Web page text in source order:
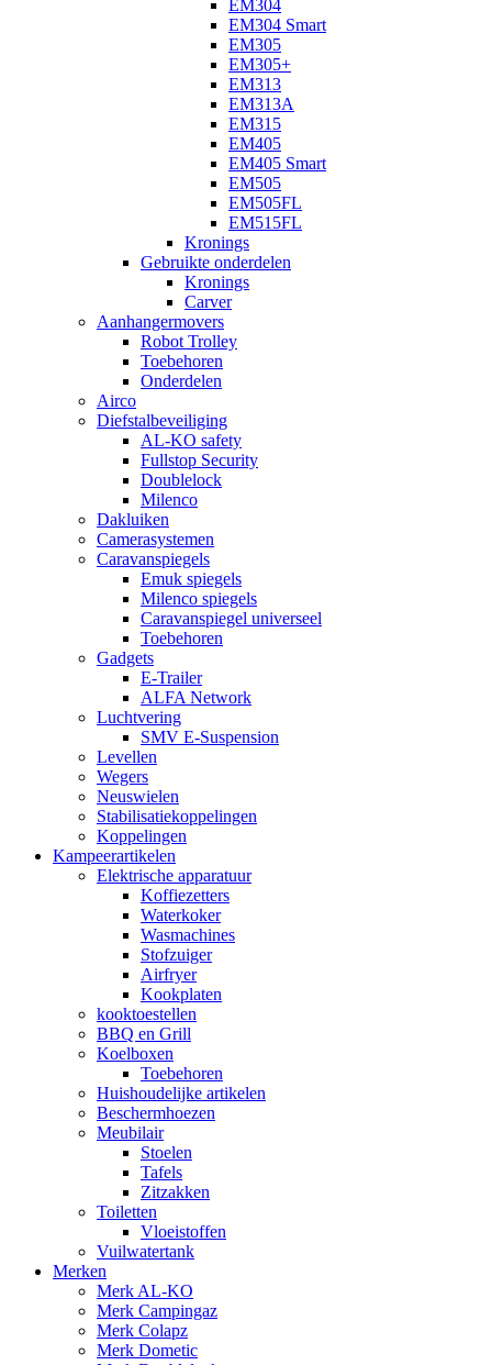
EM304
EM304 Smart
EM305
EM305+
EM313
EM313A
EM315
EM405
EM405 Smart
EM505
EM505FL
EM515FL
Kronings
Gebruikte onderdelen
Kronings
Carver
Aanhangermovers
Robot Trolley
Toebehoren
Onderdelen
Airco
Diefstalbeveiliging
AL-KO safety
Fullstop Security
Doublelock
Milenco
Dakluiken
Camerasystemen
Caravanspiegels
Emuk spiegels
Milenco spiegels
Caravanspiegel universeel
Toebehoren
Gadgets
E-Trailer
ALFA Network
Luchtvering
SMV E-Suspension
Levellen
Wegers
Neuswielen
Stabilisatiekoppelingen
Koppelingen
Kampeerartikelen
Elektrische apparatuur
Koffiezetters
Waterkoker
Wasmachines
Stofzuiger
Airfryer
Kookplaten
kooktoestellen
BBQ en Grill
Koelboxen
Toebehoren
Huishoudelijke artikelen
Beschermhoezen
Meubilair
Stoelen
Tafels
Zitzakken
Toiletten
Vloeistoffen
Vuilwatertank
Merken
Merk AL-KO
Merk Campingaz
Merk Colapz
Merk Dometic